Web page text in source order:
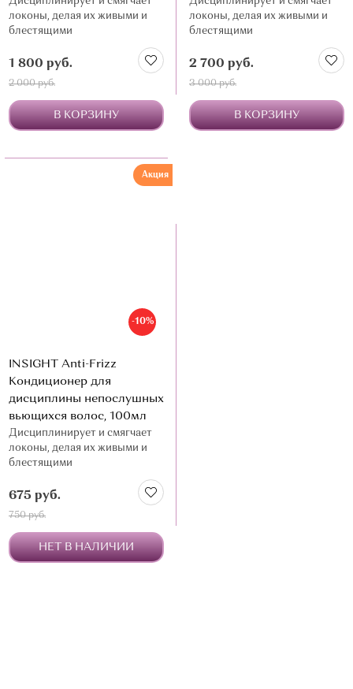
локоны, делая их живыми и
блестящими
1 800 руб.
2 000 руб.
В КОРЗИНУ
локоны, делая их живыми и
блестящими
2 700 руб.
3 000 руб.
В КОРЗИНУ
-10%
Акция
INSIGHT Anti-Frizz
Кондиционер для
дисциплины непослушных
вьющихся волос, 100мл
Дисциплинирует и смягчает
локоны, делая их живыми и
блестящими
675 руб.
750 руб.
НЕТ В НАЛИЧИИ